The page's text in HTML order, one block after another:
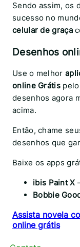
Sendo assim, os
sucesso no
celular de graça
Desenhos
Use o melhor
online Grátis
desenhos agora
acima.
Então, chame
desenhos que
Baixe os apps
ibis Paint X
Bobbie
Assista novela
online grátis